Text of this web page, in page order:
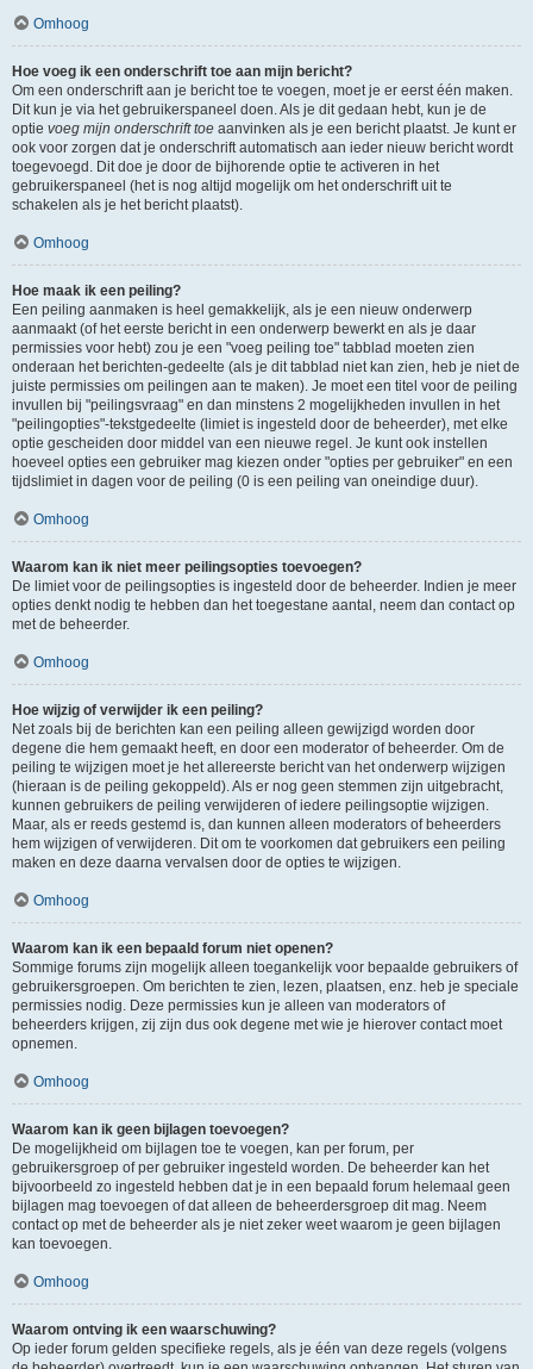
Omhoog
Hoe voeg ik een onderschrift toe aan mijn bericht?
Om een onderschrift aan je bericht toe te voegen, moet je er eerst één maken.
Dit kun je via het gebruikerspaneel doen. Als je dit gedaan hebt, kun je de
optie voeg mijn onderschrift toe aanvinken als je een bericht plaatst. Je kunt er
ook voor zorgen dat je onderschrift automatisch aan ieder nieuw bericht wordt
toegevoegd. Dit doe je door de bijhorende optie te activeren in het
gebruikerspaneel (het is nog altijd mogelijk om het onderschrift uit te
schakelen als je het bericht plaatst).
Omhoog
Hoe maak ik een peiling?
Een peiling aanmaken is heel gemakkelijk, als je een nieuw onderwerp
aanmaakt (of het eerste bericht in een onderwerp bewerkt en als je daar
permissies voor hebt) zou je een "voeg peiling toe" tabblad moeten zien
onderaan het berichten-gedeelte (als je dit tabblad niet kan zien, heb je niet de
juiste permissies om peilingen aan te maken). Je moet een titel voor de peiling
invullen bij "peilingsvraag" en dan minstens 2 mogelijkheden invullen in het
"peilingopties"-tekstgedeelte (limiet is ingesteld door de beheerder), met elke
optie gescheiden door middel van een nieuwe regel. Je kunt ook instellen
hoeveel opties een gebruiker mag kiezen onder "opties per gebruiker" en een
tijdslimiet in dagen voor de peiling (0 is een peiling van oneindige duur).
Omhoog
Waarom kan ik niet meer peilingsopties toevoegen?
De limiet voor de peilingsopties is ingesteld door de beheerder. Indien je meer
opties denkt nodig te hebben dan het toegestane aantal, neem dan contact op
met de beheerder.
Omhoog
Hoe wijzig of verwijder ik een peiling?
Net zoals bij de berichten kan een peiling alleen gewijzigd worden door
degene die hem gemaakt heeft, en door een moderator of beheerder. Om de
peiling te wijzigen moet je het allereerste bericht van het onderwerp wijzigen
(hieraan is de peiling gekoppeld). Als er nog geen stemmen zijn uitgebracht,
kunnen gebruikers de peiling verwijderen of iedere peilingsoptie wijzigen.
Maar, als er reeds gestemd is, dan kunnen alleen moderators of beheerders
hem wijzigen of verwijderen. Dit om te voorkomen dat gebruikers een peiling
maken en deze daarna vervalsen door de opties te wijzigen.
Omhoog
Waarom kan ik een bepaald forum niet openen?
Sommige forums zijn mogelijk alleen toegankelijk voor bepaalde gebruikers of
gebruikersgroepen. Om berichten te zien, lezen, plaatsen, enz. heb je speciale
permissies nodig. Deze permissies kun je alleen van moderators of
beheerders krijgen, zij zijn dus ook degene met wie je hierover contact moet
opnemen.
Omhoog
Waarom kan ik geen bijlagen toevoegen?
De mogelijkheid om bijlagen toe te voegen, kan per forum, per
gebruikersgroep of per gebruiker ingesteld worden. De beheerder kan het
bijvoorbeeld zo ingesteld hebben dat je in een bepaald forum helemaal geen
bijlagen mag toevoegen of dat alleen de beheerdersgroep dit mag. Neem
contact op met de beheerder als je niet zeker weet waarom je geen bijlagen
kan toevoegen.
Omhoog
Waarom ontving ik een waarschuwing?
Op ieder forum gelden specifieke regels, als je één van deze regels (volgens